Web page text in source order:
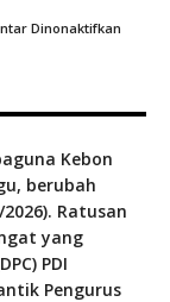
Dinonaktifkan
24
Kebon
berubah
Ratusan
yang
PDI
Pengurus